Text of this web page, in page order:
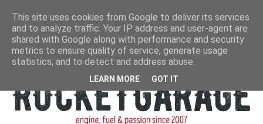
This site uses cookies from Google to deliver its services
and to analyze traffic. Your IP address and user-agent are
shared with Google along with performance and security
metrics to ensure quality of service, generate usage
statistics, and to detect and address abuse.
LEARN MORE GOT IT